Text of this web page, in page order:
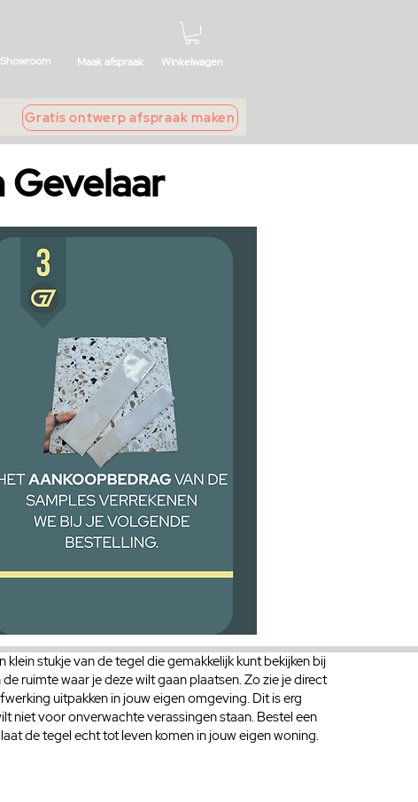
Showroom Maak afspraak Winkelwagen
Gratis ontwerp afspraak maken
Gevelaar
klein stukje van de tegel die gemakkelijk kunt bekijken bij
ruimte waar je deze wilt gaan plaatsen. Zo zie je direct
uitpakken in jouw eigen omgeving. Dit is erg
niet voor onverwachte verassingen staan. Bestel een
de tegel echt tot leven komen in jouw eigen woning.